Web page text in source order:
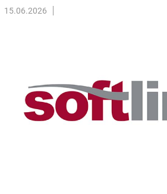
Web
Безопасность
Инновации
15.06.2026